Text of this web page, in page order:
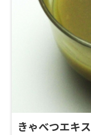
きゃべつエキス